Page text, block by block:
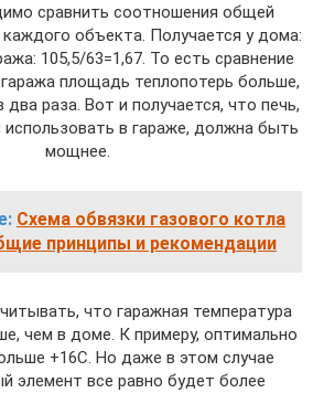
сравнить соотношения общей
объекта. Получается у дома:
105,5/63=1,67. То есть сравнение
площадь теплопотерь больше,
раза. Вот и получается, что печь,
в гараже, должна быть
мощнее.
Схема обвязки газового котла
принципы и рекомендации
что гаражная температура
чем в доме. К примеру, оптимально
+16С. Но даже в этом случае
элемент все равно будет более